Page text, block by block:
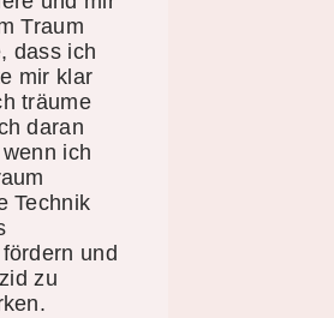
Traum
dass ich
mir klar
träume
daran
ich
Technik
und
zu